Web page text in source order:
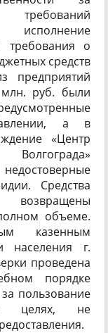
требования о
средств
предприятий
руб. были
а в
«Центр
Средства
объеме.
казенным
населения г.
проведена
порядке
пользование
целях, не